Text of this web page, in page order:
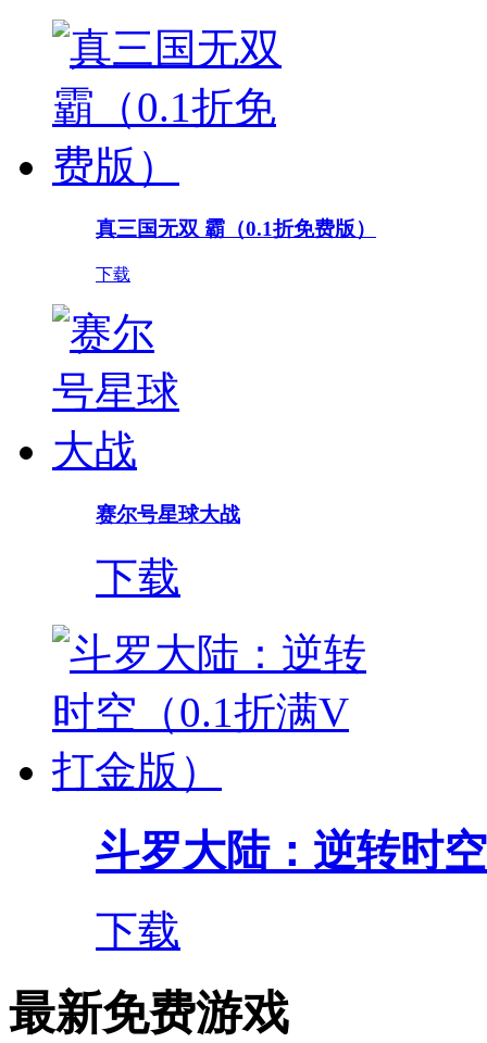
真三国无双 霸（0.1折免费版）
下载
赛尔号星球大战
下载
斗罗大陆：逆转时
下载
最新免费游戏